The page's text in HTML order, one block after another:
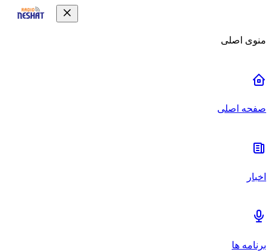
منوی اصلی
صفحه اصلی
اخبار
برنامه ها